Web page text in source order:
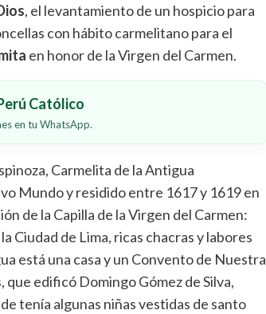
, el levantamiento de un hospicio para
con hábito carmelitano para el
en honor de la Virgen del Carmen.
Católico
en tu WhatsApp.
Carmelita de la Antigua
Mundo y residido entre 1617 y 1619 en
de la Capilla de la Virgen del Carmen:
Ciudad de Lima, ricas chacras y labores
está una casa y un Convento de Nuestra
que edificó Domingo Gómez de Silva,
tenía algunas niñas vestidas de santo